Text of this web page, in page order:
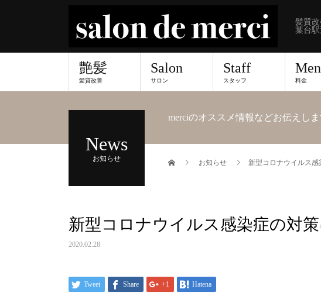
髪質
葉台駅
艶髪
髪質改善
Salon
サロン
Staff
スタッフ 料金
News
お知らせ
merciのオススメ情報などお伝えしま
お知らせ 新型コロナウイルス
新型コロナウイルス感染症の対
2020.02.28
Tweet Share +1 Hatena